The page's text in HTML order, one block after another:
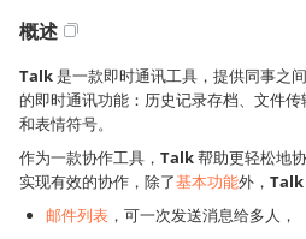
概述
Talk是一款即时通讯工具，提供同事之
的即时通讯功能：历史记录存档、文件
和表情符号。
作为一款协作工具， Talk帮助更轻松地
实现有效的协作，除了基本功能外， Talk
邮件列表 ，可一次发送消息给多人，